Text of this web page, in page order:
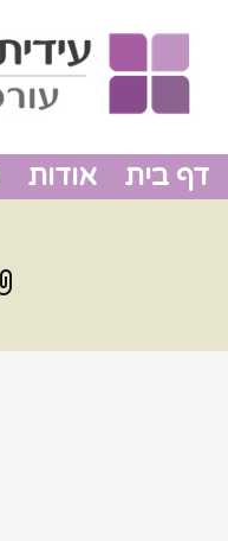
דף בית אודות